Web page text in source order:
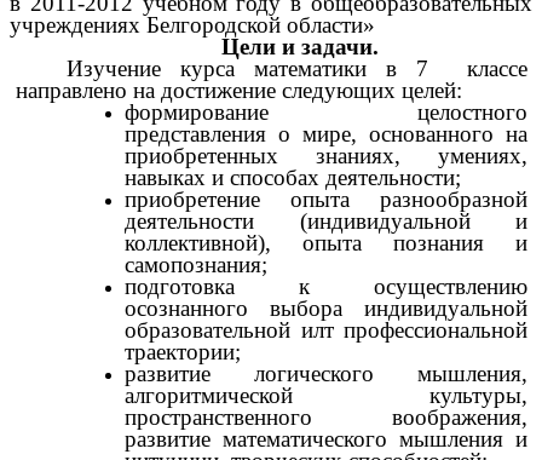
учреждениях Белгородской области»
Цели и задачи.
Изучение курса математики в 7 классе
направлено на достижение следующих целей:
формирование целостного
представления о мире, основанного на
приобретенных знаниях, умениях,
навыках и способах деятельности;
приобретение опыта разнообразной
деятельности (индивидуальной и
коллективной), опыта познания и
самопознания;
подготовка к осуществлению
осознанного выбора индивидуальной
образовательной илт профессиональной
траектории;
развитие логического мышления,
алгоритмической культуры,
пространственного воображения,
развитие математического мышления и